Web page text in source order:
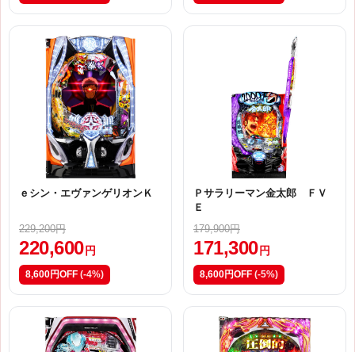
ｅシン・エヴァンゲリオンＫ
229,200円
220,600 円
8,600円OFF (-4%)
Ｐサラリーマン金太郎 ＦＶ
Ｅ
179,900円
171,300 円
8,600円OFF (-5%)